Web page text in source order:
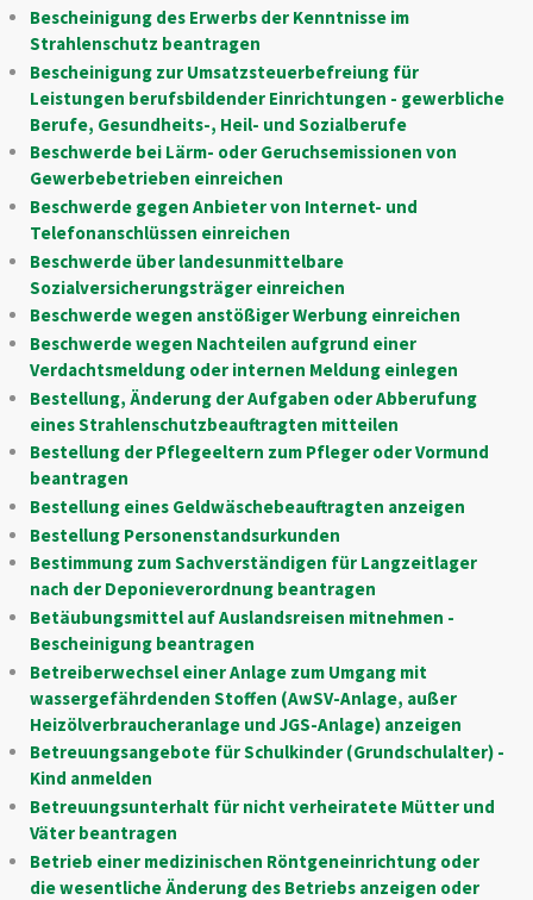
Bescheinigung des Erwerbs der Kenntnisse im
Strahlenschutz beantragen
Bescheinigung zur Umsatzsteuerbefreiung für
Leistungen berufsbildender Einrichtungen - gewerbliche
Berufe, Gesundheits-, Heil- und Sozialberufe
Beschwerde bei Lärm- oder Geruchsemissionen von
Gewerbebetrieben einreichen
Beschwerde gegen Anbieter von Internet- und
Telefonanschlüssen einreichen
Beschwerde über landesunmittelbare
Sozialversicherungsträger einreichen
Beschwerde wegen anstößiger Werbung einreichen
Beschwerde wegen Nachteilen aufgrund einer
Verdachtsmeldung oder internen Meldung einlegen
Bestellung, Änderung der Aufgaben oder Abberufung
eines Strahlenschutzbeauftragten mitteilen
Bestellung der Pflegeeltern zum Pfleger oder Vormund
beantragen
Bestellung eines Geldwäschebeauftragten anzeigen
Bestellung Personenstandsurkunden
Bestimmung zum Sachverständigen für Langzeitlager
nach der Deponieverordnung beantragen
Betäubungsmittel auf Auslandsreisen mitnehmen -
Bescheinigung beantragen
Betreiberwechsel einer Anlage zum Umgang mit
wassergefährdenden Stoffen (AwSV-Anlage, außer
Heizölverbraucheranlage und JGS-Anlage) anzeigen
Betreuungsangebote für Schulkinder (Grundschulalter) -
Kind anmelden
Betreuungsunterhalt für nicht verheiratete Mütter und
Väter beantragen
Betrieb einer medizinischen Röntgeneinrichtung oder
die wesentliche Änderung des Betriebs anzeigen oder